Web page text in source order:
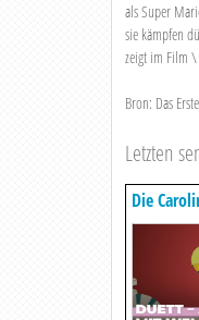
als Super
sie kämpfen
zeigt im Film \
Bron: Das Erste
Letzten
Die